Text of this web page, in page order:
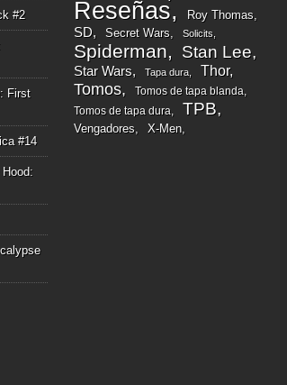
#2
First
#14
Reseñas Roy Thomas
SD Secret Wars Solicits
Spiderman Stan Lee
Star Wars Tapa dura Thor
Tomos
Tomos de tapa blanda
Tomos de tapa dura
TPB
Vengadores X-Men